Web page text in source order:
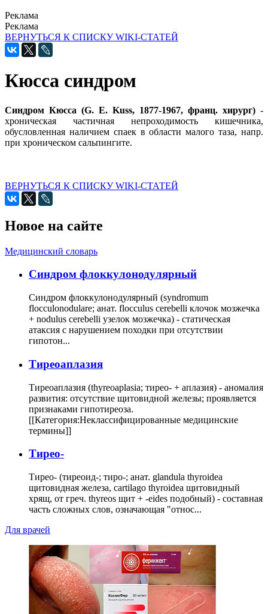
Реклама
Реклама
ВЕРНУТЬСЯ К СПИСКУ WIKI-СТАТЕЙ
Кюсса синдром
Синдром Кюсса (G. Е. Kuss, 1877-1967, франц. хирург) -
хроническая частичная непроходимость кишечника,
обусловленная наличием спаек в области малого таза, напр.
при хроническом сальпингите.
ВЕРНУТЬСЯ К СПИСКУ WIKI-СТАТЕЙ
Новое на сайте
Медицинский словарь
Cиндром флоккулонодулярный
Синдром флоккулонодулярный (syndromum
flocculonodulare; анат. flocculus cerebelli клочок мозжечка
+ nodulus cerebelli узелок мозжечка) - статическая
атаксия с нарушением походки при отсутствии
гипотон...
Тиреоаплазия
Тиреоаплазия (thyreoaplasia; тирео- + аплазия) - аномалия
развития: отсутствие щитовидной железы; проявляется
признаками гипотиреоза.
[[Категория:Неклассифицированные медицинские
термины]]
Тирео-
Тирео- (тиреоид-; тиро-; анат. glandula thyroidea
щитовидная железа, cartilago thyroidea щитовидный
хрящ, от греч. thyreos щит + -eides подобный) - составная
часть сложных слов, означающая "относ...
Для врачей